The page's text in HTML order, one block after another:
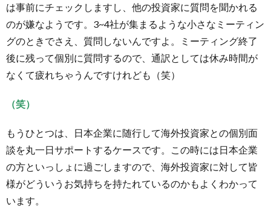
は、企
機を理
解した
いから
4.
投資
家に
品の
説明
要！
興味
があ
るの
は事前にチェックしますし、他の投資家に質問を聞かれる
のが嫌なようです。3~4社が集まるような小さなミーティン
グのときでさえ、質問しないんですよ。ミーティング終了
後に残って個別に質問するので、通訳としては休み時間が
なくて疲れちゃうんですけれども（笑）
（笑）
もうひとつは、日本企業に随行して海外投資家との個別面
談を丸一日サポートするケースです。この時には日本企業
の方といっしょに過ごしますので、海外投資家に対して皆
様がどういうお気持ちを持たれているのかもよくわかって
います。